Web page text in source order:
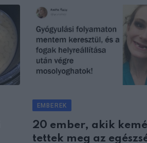
EMBEREK
20 ember, akik
tettek meg az